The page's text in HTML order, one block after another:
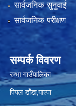
सार्वजनिक सुनुवाई
सार्वजनिक परीक्षण
सम्पर्क विवरण
रम्भा गाउँपालिका
पिपल डाँडा,पाल्पा